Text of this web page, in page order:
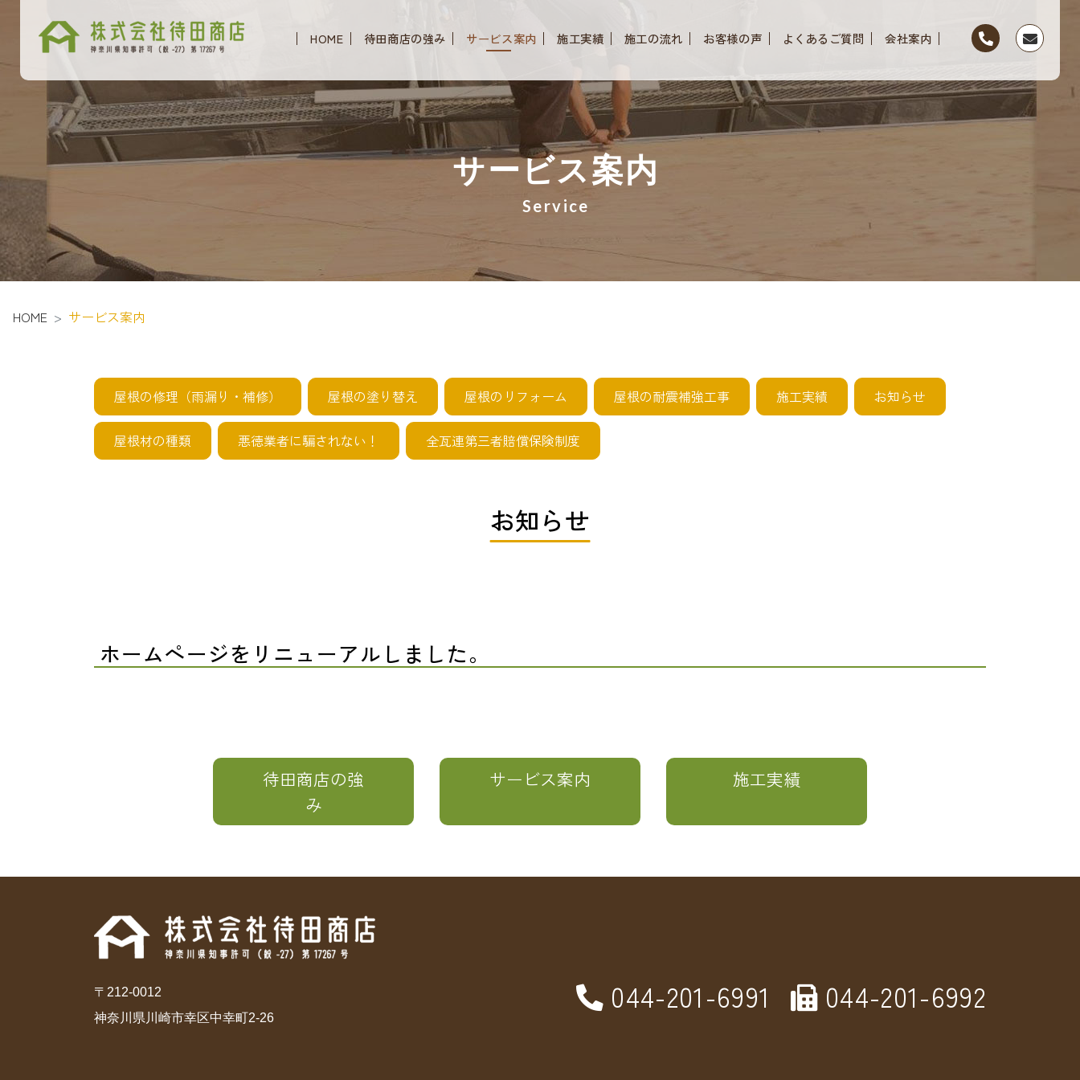
HOME 待田商店の強み サービス案内 施工実績 施工の流れ お客様の声 よくあるご質問 会社案内
サービス案内
Service
HOME サービス案内
屋根の修理（雨漏り・補修） 屋根の塗り替え 屋根のリフォーム 屋根の耐震補強工事 施工実績 お知らせ
屋根材の種類 悪徳業者に騙されない！ 全瓦連第三者賠償保険制度
お知らせ
ホームページをリニューアルしました。
待田商店の強
み
サービス案内 施工実績
〒212-0012
神奈川県川崎市幸区中幸町2-26
044-201-6991 044-201-6992